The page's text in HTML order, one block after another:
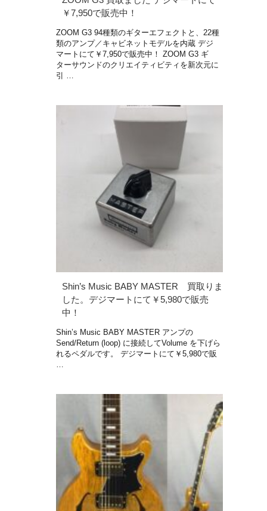
￥7,950で販売中！
ZOOM G3 94種類のギターエフェクトと、22種
類のアンプ／キャビネットモデルを内蔵 デジ
マートにて￥7,950で販売中！ ZOOM G3 ギ
ターサウンドのクリエイティビティを新次元に
引 …
Shin’s Music BABY MASTER 買取りま
した。デジマートにて￥5,980で販売
中！
Shin’s Music BABY MASTER アンプの
Send/Return (loop) に接続してVolume を下げら
れるペダルです。 デジマートにて￥5,980で販